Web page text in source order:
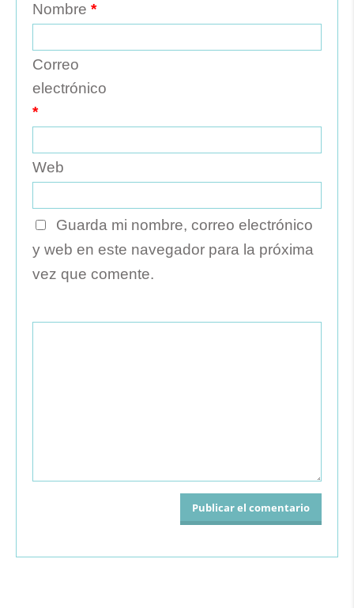
Nombre *
Correo
electrónico
*
Web
Guarda mi nombre, correo electrónico
y web en este navegador para la próxima
vez que comente.